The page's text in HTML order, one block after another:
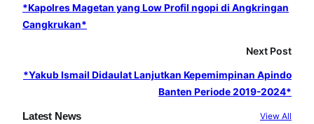
o
r
e
*Kapolres Magetan yang Low Profil ngopi di Angkringan
Cangkrukan*
Next Post
*Yakub Ismail Didaulat Lanjutkan Kepemimpinan Apindo
Banten Periode 2019-2024*
Latest News View All